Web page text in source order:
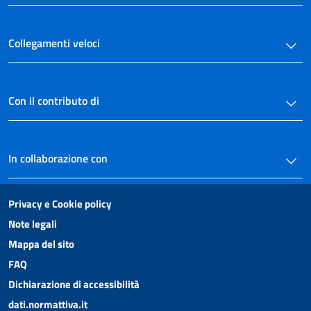
Collegamenti veloci
Con il contributo di
In collaborazione con
Privacy e Cookie policy
Note legali
Mappa del sito
FAQ
Dichiarazione di accessibilità
dati.normattiva.it